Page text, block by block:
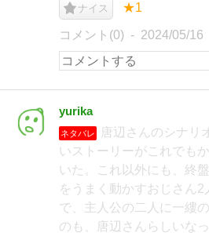
ナイス ★1
コメント(0) 2024/05/16
yurika
ネタバレ
唐辺さんのシナリ
いストーリーがこれでも
いた。これ以外にも、終
をうまく動かすおじさん2
で、主人公の二人に一縷
のも、唐辺さんらしいな